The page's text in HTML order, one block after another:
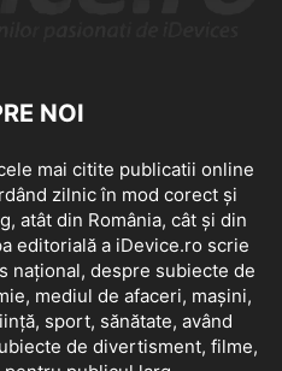
NOI
mai citite publicatii online
zilnic în mod corect și
atât din România, cât și din
editorială a iDevice.ro scrie
național, despre subiecte de
mediul de afaceri, mașini,
sport, sănătate, având
de divertisment, filme,